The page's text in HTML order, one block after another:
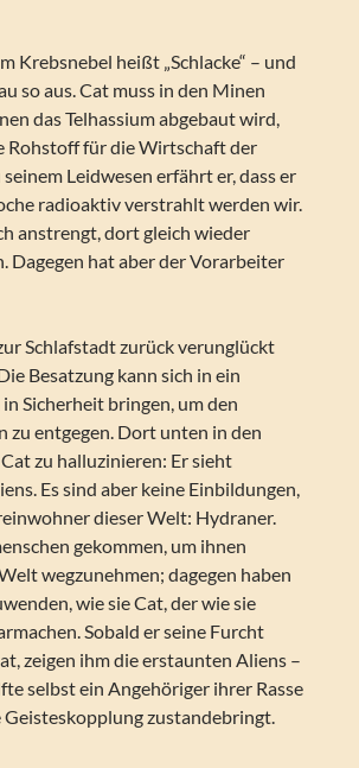
Krebsnebel heißt „Schlacke“ – und
so aus. Cat muss in den Minen
das Telhassium abgebaut wird,
Rohstoff für die Wirtschaft der
Leidwesen erfährt er, dass er
radioaktiv verstrahlt werden wir.
anstrengt, dort gleich wieder
Dagegen hat aber der Vorarbeiter
Schlafstadt zurück verunglückt
Besatzung kann sich in ein
Sicherheit bringen, um den
zu entgegen. Dort unten in den
zu halluzinieren: Er sieht
Es sind aber keine Einbildungen,
dieser Welt: Hydraner.
gekommen, um ihnen
wegzunehmen; dagegen haben
wie sie Cat, der wie sie
Sobald er seine Furcht
zeigen ihm die erstaunten Aliens –
selbst ein Angehöriger ihrer Rasse
Geisteskopplung zustandebringt.